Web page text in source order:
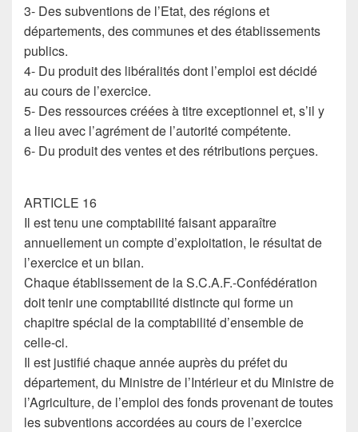
3- Des subventions de l’Etat, des régions et
départements, des communes et des établissements
publics.
4- Du produit des libéralités dont l’emploi est décidé
au cours de l’exercice.
5- Des ressources créées à titre exceptionnel et, s’il y
a lieu avec l’agrément de l’autorité compétente.
6- Du produit des ventes et des rétributions perçues.
ARTICLE 16
Il est tenu une comptabilité faisant apparaître
annuellement un compte d’exploitation, le résultat de
l’exercice et un bilan.
Chaque établissement de la S.C.A.F.-Confédération
doit tenir une comptabilité distincte qui forme un
chapitre spécial de la comptabilité d’ensemble de
celle-ci.
Il est justifié chaque année auprès du préfet du
département, du Ministre de l’Intérieur et du Ministre de
l’Agriculture, de l’emploi des fonds provenant de toutes
les subventions accordées au cours de l’exercice